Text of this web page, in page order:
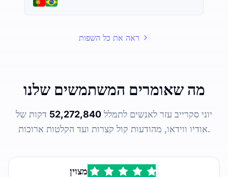
ראה את כל השפות
מה שאומרים המשתמשים שלנו
יוני סקרייב עזר לאנשים לתמלל 52,272,840 דקות של
אודיו ווידאו, מהודעות קול קצרות ועד הקלטות ארוכות.
מצוין